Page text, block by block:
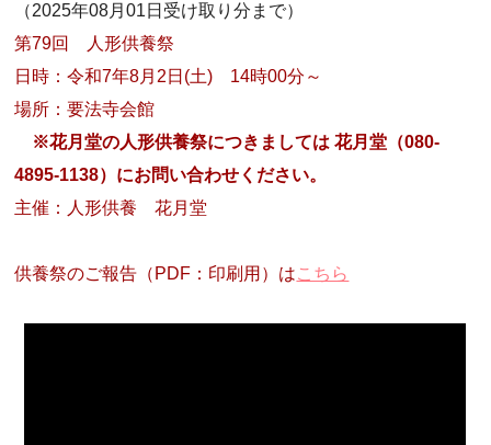
（2025年08月01日受け取り分まで）
第79回 人形供養祭
日時：令和7年8月2日(土) 14時00分～
場所：要法寺会館
※花月堂の人形供養祭につきましては 花月堂（080-
4895-1138）にお問い合わせください。
主催：人形供養 花月堂
供養祭のご報告（PDF：印刷用）はこちら